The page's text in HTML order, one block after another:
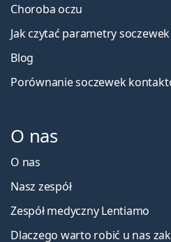
Choroba oczu
Jak czytać parametry soczewek
Blog
Porównanie soczewek
O nas
O nas
Nasz zespół
Zespół medyczny Lentiamo
Dlaczego warto robić u nas